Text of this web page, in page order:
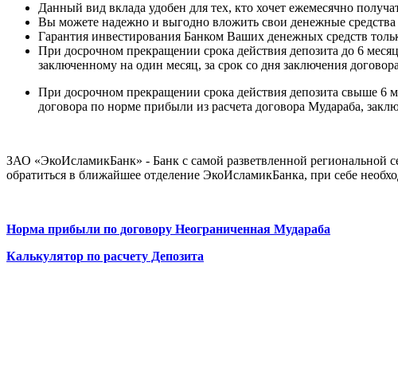
Данный вид вклада удобен для тех, кто хочет ежемесячно
Вы можете надежно и выгодно вложить свои денежные средства
Гарантия инвестирования Банком Ваших денежных средств
При досрочном прекращении срока действия депозита до 6
заключенному на один месяц, за срок со дня заключения
При досрочном прекращении срока действия депозита свыше 6
договора по норме прибыли из расчета договора Мудараба,
ЗАО «ЭкоИсламикБанк» - Банк с самой разветвленной региональной
обратиться в ближайшее отделение ЭкоИсламикБанка, при себе
Норма прибыли по договору Неограниченная Мудараба
Калькулятор по расчету Депозита